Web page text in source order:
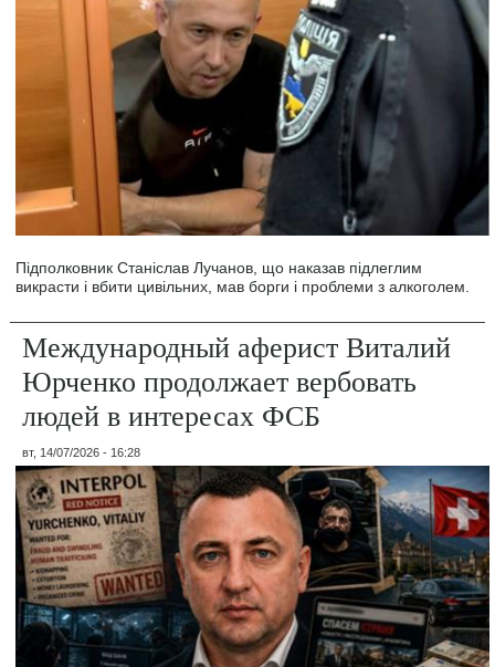
Підполковник Станіслав Лучанов, що наказав підлеглим
викрасти і вбити цивільних, мав борги і проблеми з алкоголем.
Международный аферист Виталий
Юрченко продолжает вербовать
людей в интересах ФСБ
вт, 14/07/2026 - 16:28